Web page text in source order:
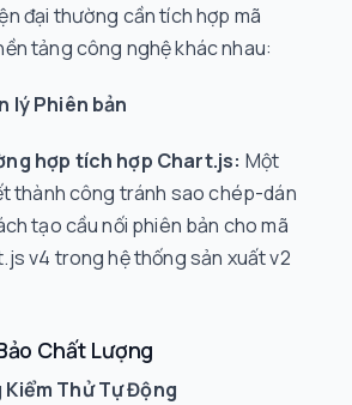
đại thường cần tích hợp mã
tảng công nghệ khác nhau:
lý Phiên bản
hợp tích hợp Chart.js: Một
thành công tránh sao chép-dán
tạo cầu nối phiên bản cho mã
v4 trong hệ thống sản xuất v2
Chất Lượng
Thử Tự Động